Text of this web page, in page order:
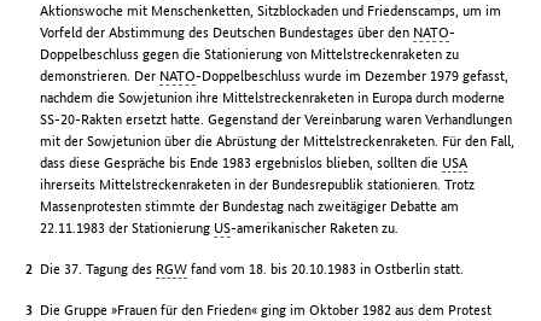
Aktionswoche mit Menschenketten, Sitzblockaden und Friedenscamps, um im
Vorfeld der Abstimmung des Deutschen Bundestages über den NATO-
Doppelbeschluss gegen die Stationierung von Mittelstreckenraketen zu
demonstrieren. Der NATO-Doppelbeschluss wurde im Dezember 1979 gefasst,
nachdem die Sowjetunion ihre Mittelstreckenraketen in Europa durch moderne
SS-20-Rakten ersetzt hatte. Gegenstand der Vereinbarung waren Verhandlungen
mit der Sowjetunion über die Abrüstung der Mittelstreckenraketen. Für den Fall,
dass diese Gespräche bis Ende 1983 ergebnislos blieben, sollten die USA
ihrerseits Mittelstreckenraketen in der Bundesrepublik stationieren. Trotz
Massenprotesten stimmte der Bundestag nach zweitägiger Debatte am
22.11.1983 der Stationierung US-amerikanischer Raketen zu.
Die 37. Tagung des RGW fand vom 18. bis 20.10.1983 in Ostberlin statt.
Die Gruppe »Frauen für den Frieden« ging im Oktober 1982 aus dem Protest